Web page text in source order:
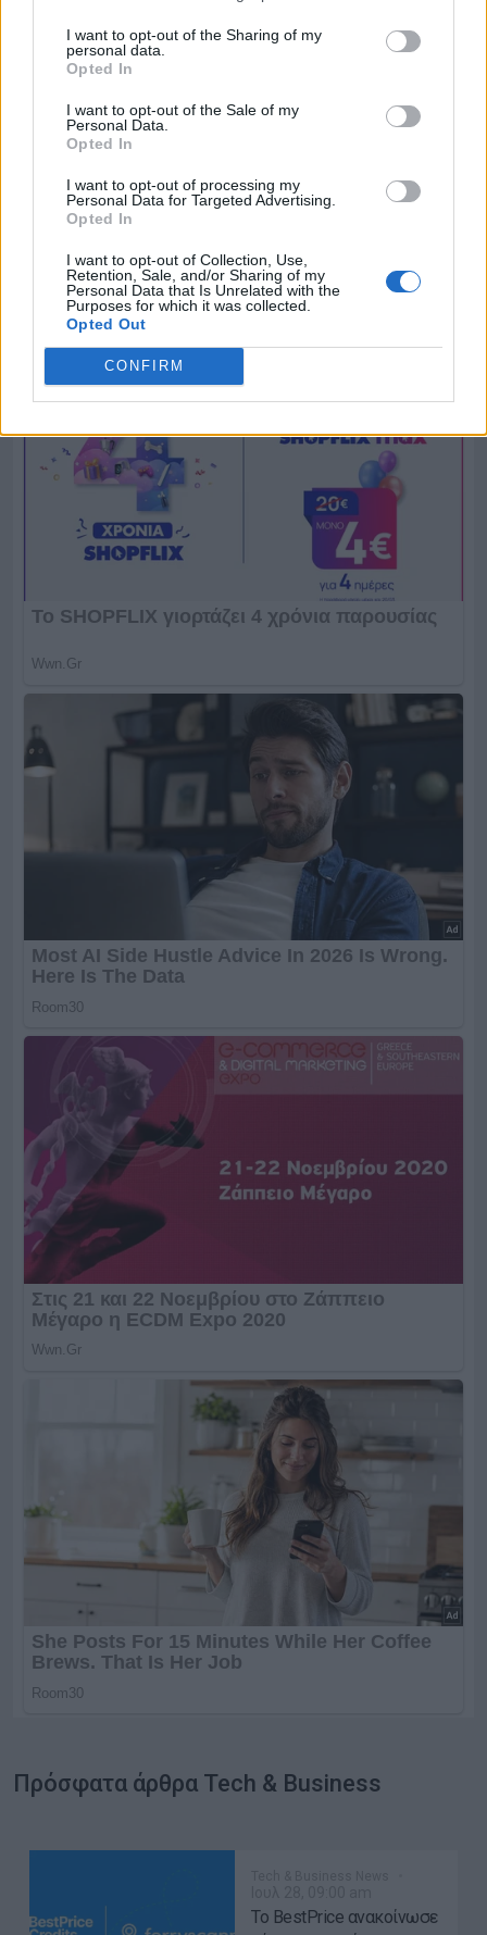
I want to opt-out of the Sharing of my
personal data.
Opted In
I want to opt-out of the Sale of my
Personal Data.
Opted In
I want to opt-out of processing my
Personal Data for Targeted Advertising.
Opted In
I want to opt-out of Collection, Use,
Retention, Sale, and/or Sharing of my
Personal Data that Is Unrelated with the
Purposes for which it was collected.
Opted Out
CONFIRM
Πρόσφατα άρθρα Tech & Business
Το BestPrice ανακοίνωσε